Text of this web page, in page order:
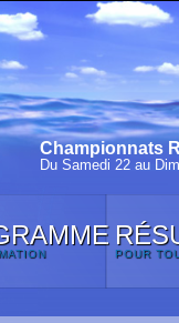
Championnats
Du Samedi 22 au
POUR